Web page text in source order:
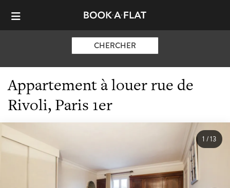
CHERCHER
Appartement à louer rue de
Rivoli, Paris 1er
1 /13